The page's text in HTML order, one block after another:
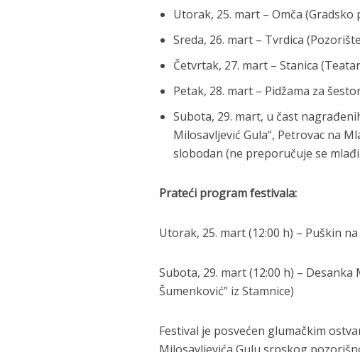
Utorak, 25. mart – Omča (Gradsko
Sreda, 26. mart – Tvrdica
Četvrtak, 27. mart – Stanica
Petak, 28. mart – Pidžama za
Subota, 29. mart, u čast
Milosavljević Gula“, Petrovac na
slobodan (ne preporučuje se
Prateći program festivala:
Utorak, 25. mart (12:00 h) – Puškin
Subota, 29. mart (12:00 h) –
Šumenković” iz Stamnice)
Festival je posvećen glumačkim